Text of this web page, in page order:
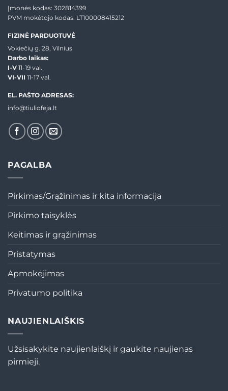
Įmonės kodas: 302814399
PVM mokėtojo kodas: LT100008415212
FIZINĖ PARDUOTUVĖ
Vokiečių g. 28, Vilnius
Darbo laikas:
I-V 11-19 val.
VI-VII 11-17 val.
EL. PAŠTO ADRESAS:
info@tiuliofeja.lt
PAGALBA
Pirkimas/Grąžinimas ir kita informacija
Pirkimo taisyklės
Keitimas ir grąžinimas
Pristatymas
Apmokėjimas
Privatumo politika
NAUJIENLAIŠKIS
Užsisakykite naujienlaiškį ir gaukite naujienas
pirmieji.